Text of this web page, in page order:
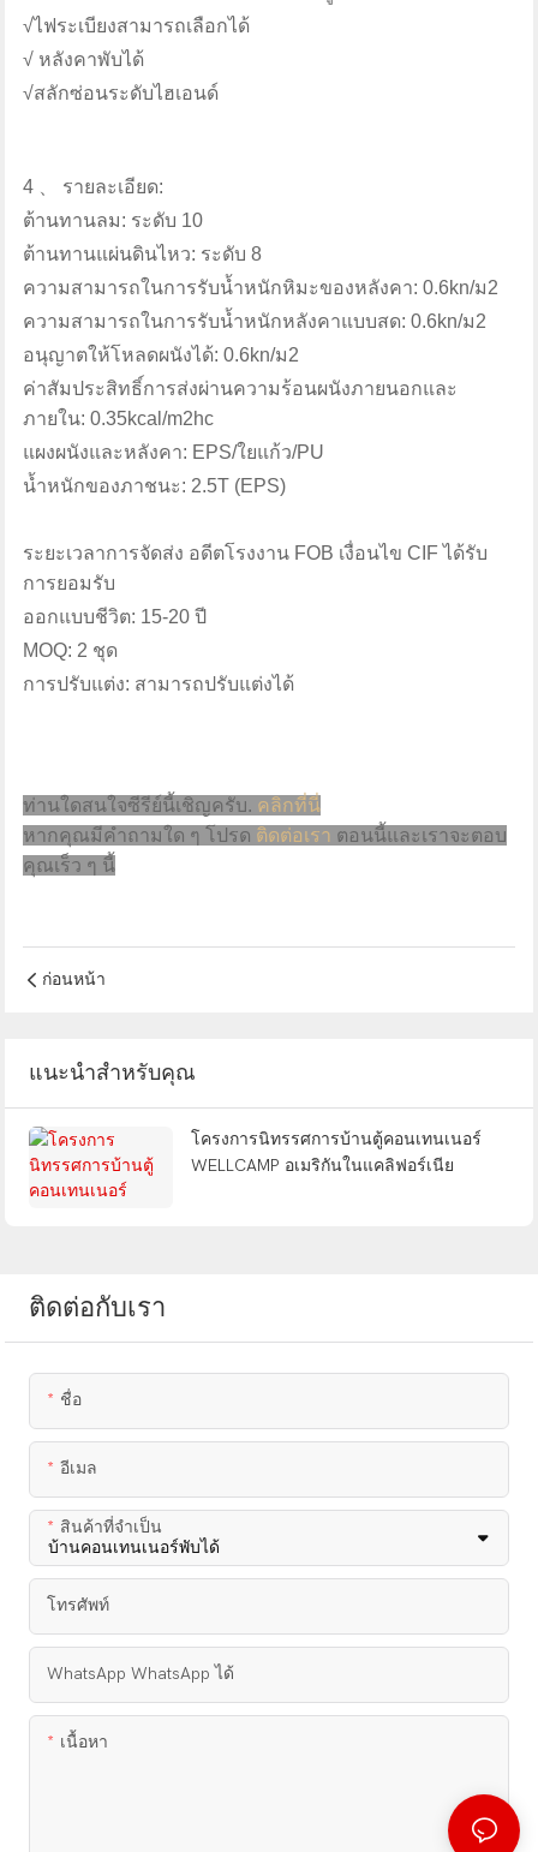
√ไฟระเบียงสามารถเลือกได้
√ หลังคาพับได้
√สลักซ่อนระดับไฮเอนด์
4
รายละเอียด:
ต้านทานลม: ระดับ 10
ต้านทานแผ่นดินไหว: ระดับ 8
ความสามารถในการรับน้ำหนักหิมะของหลังคา:0.6kn/ม2
ความสามารถในการรับน้ำหนักหลังคาแบบสด:0.6kn/ม2
อนุญาตให้โหลดผนังได้:0.6kn/ม2
ค่าสัมประสิทธิ์การส่งผ่านความร้อนผนังภายนอกและ
ภายใน:0.35kcal/m2hc
แผงผนังและหลังคา: EPS/ใยแก้ว/PU
น้ำหนักของภาชนะ: 2.5T (EPS)
ระยะเวลาการจัดส่ง อดีตโรงงาน FOB เงื่อนไข CIF ได้รับ
การยอมรับ
ออกแบบชีวิต: 15-20 ปี
MOQ: 2 ชุด
การปรับแต่ง: สามารถปรับแต่งได้
ท่านใดสนใจซีรีย์นี้เชิญครับ. คลิกที่นี่
หากคุณมีคำถามใด ๆ โปรด ติดต่อเรา ตอนนี้และเราจะตอบ
คุณเร็ว ๆ นี้
ก่อนหน้า
แนะนำสำหรับคุณ
โครงการนิทรรศการบ้านตู้คอนเทนเนอร์
WELLCAMP อเมริกันในแคลิฟอร์เนีย
ติดต่อกับเรา
ชื่อ
อีเมล
สินค้าที่จำเป็น
โทรศัพท์
WhatsApp WhatsApp ได้
เนื้อหา